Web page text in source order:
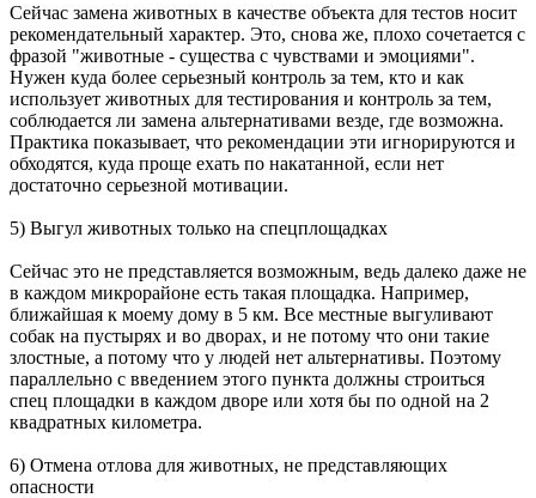
Сейчас замена животных в качестве объекта для тестов носит
рекомендательный характер. Это, снова же, плохо сочетается с
фразой "животные - существа с чувствами и эмоциями".
Нужен куда более серьезный контроль за тем, кто и как
использует животных для тестирования и контроль за тем,
соблюдается ли замена альтернативами везде, где возможна.
Практика показывает, что рекомендации эти игнорируются и
обходятся, куда проще ехать по накатанной, если нет
достаточно серьезной мотивации.
5) Выгул животных только на спецплощадках
Сейчас это не представляется возможным, ведь далеко даже не
в каждом микрорайоне есть такая площадка. Например,
ближайшая к моему дому в 5 км. Все местные выгуливают
собак на пустырях и во дворах, и не потому что они такие
злостные, а потому что у людей нет альтернативы. Поэтому
параллельно с введением этого пункта должны строиться
спец площадки в каждом дворе или хотя бы по одной на 2
квадратных километра.
6) Отмена отлова для животных, не представляющих
опасности